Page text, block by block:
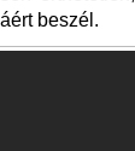
beszél.